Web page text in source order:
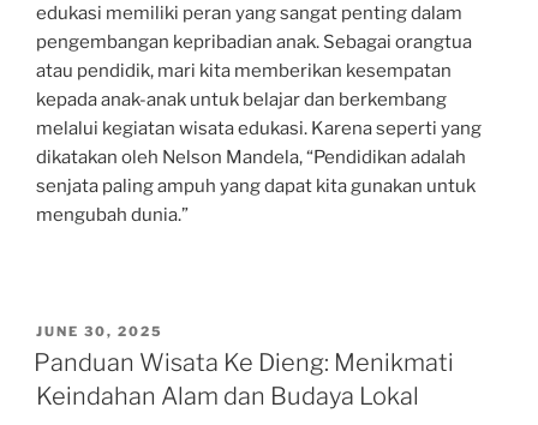
edukasi memiliki peran yang sangat penting dalam
pengembangan kepribadian anak. Sebagai orangtua
atau pendidik, mari kita memberikan kesempatan
kepada anak-anak untuk belajar dan berkembang
melalui kegiatan wisata edukasi. Karena seperti yang
dikatakan oleh Nelson Mandela, “Pendidikan adalah
senjata paling ampuh yang dapat kita gunakan untuk
mengubah dunia.”
POSTED
ON
JUNE 30, 2025
Panduan Wisata Ke Dieng: Menikmati
Keindahan Alam dan Budaya Lokal